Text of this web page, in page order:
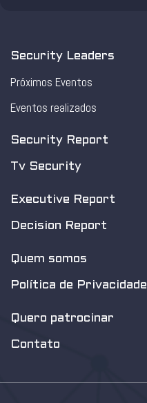
Security Leaders
Próximos Eventos
Eventos realizados
Security Report
Tv Security
Executive Report
Decision Report
Quem somos
Política de Privacidade
Quero patrocinar
Contato